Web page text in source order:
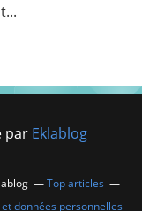
par Eklablog
Top articles
données personnelles